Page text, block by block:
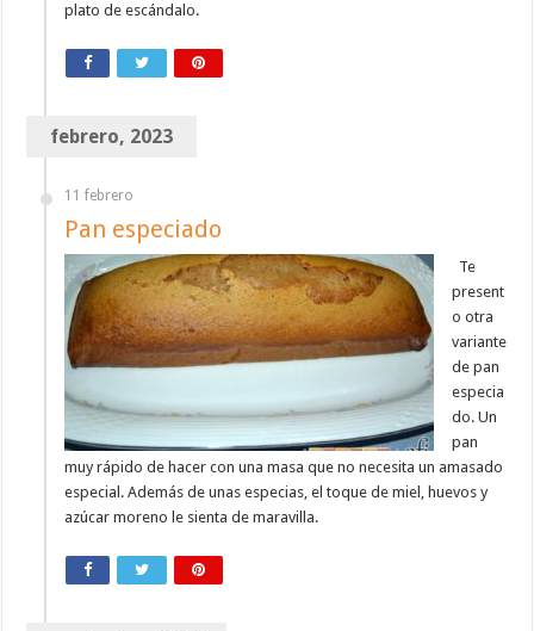
plato de escándalo.
febrero, 2023
11 febrero
Pan especiado
Te
present
o otra
variante
de pan
especia
do. Un
pan
muy rápido de hacer con una masa que no necesita un amasado
especial. Además de unas especias, el toque de miel, huevos y
azúcar moreno le sienta de maravilla.